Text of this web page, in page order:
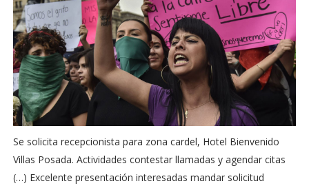
Se solicita recepcionista para zona cardel, Hotel Bienvenido
Villas Posada. Actividades contestar llamadas y agendar citas
(…) Excelente presentación interesadas mandar solicitud